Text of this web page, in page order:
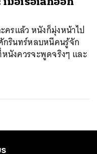
ครแล้ว หนังก็มุ่งหน้าไป
กรินทร์หลบหนีคนรู้จัก
นังควรจะพูดจริงๆ และ